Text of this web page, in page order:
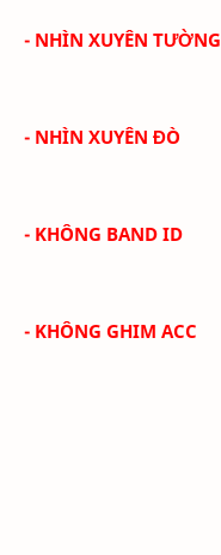
- NHÌN XUYÊN TƯỜNG
- NHÌN XUYÊN ĐÒ
- KHÔNG BAND ID
- KHÔNG GHIM ACC